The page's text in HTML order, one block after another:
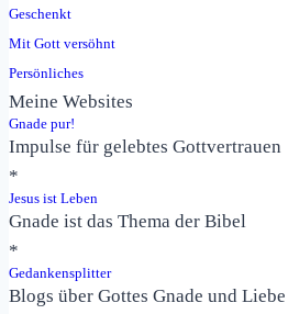
Geschenkt
Mit Gott versöhnt
Persönliches
Meine Websites
Gnade pur!
Impulse für gelebtes Gottvertrauen
*
Jesus ist Leben
Gnade ist das Thema der Bibel
*
Gedankensplitter
Blogs über Gottes Gnade und Liebe